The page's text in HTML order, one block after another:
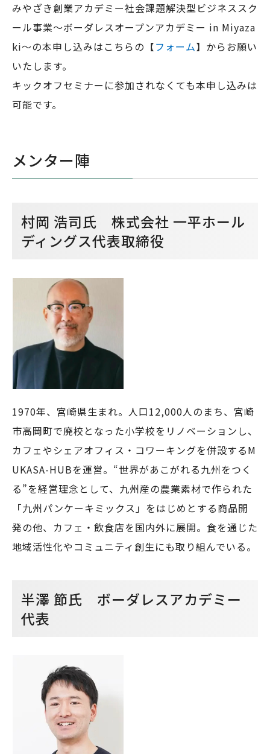
みやざき創業アカデミー社会課題解決型ビジネススク
ール事業〜ボーダレスオープンアカデミー in Miyaza
ki〜の本申し込みはこちらの【フォーム】からお願い
いたします。
キックオフセミナーに参加されなくても本申し込みは
可能です。
メンター陣
村岡 浩司氏 株式会社 一平ホール
ディングス代表取締役
1970年、宮崎県生まれ。人口12,000人のまち、宮崎
市高岡町で廃校となった小学校をリノベーションし、
カフェやシェアオフィス・コワーキングを併設するM
UKASA-HUBを運営。“世界があこがれる九州をつく
る”を経営理念として、九州産の農業素材で作られた
「九州パンケーキミックス」をはじめとする商品開
発の他、カフェ・飲食店を国内外に展開。食を通じた
地域活性化やコミュニティ創生にも取り組んでいる。
半澤 節氏 ボーダレスアカデミー
代表